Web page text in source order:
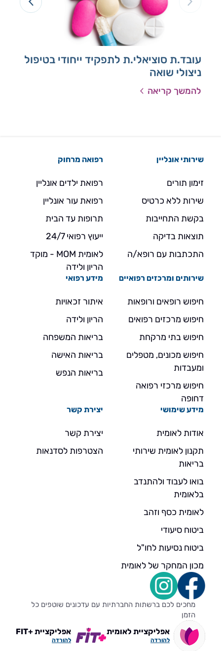
עובד.ת סוציאלי.ת לתפקיד ייחודי בטיפול
ניצולי שואה
להמשך קריאה
שירותי אונליין
זימון תורים
שירות ללא כרטיס
בקשת התחייבות
תוצאות בדיקה
התכתבות עם רופא/ה
רפואה מרחוק
רפואת ילדים אונליין
רפואת עור אונליין
תרופות עד הבית
ייעוץ רפואי 24/7
לאומית MOM - מוקד
הריון ולידה
שירותים ומרכזים רפואיים
חיפוש רופאים ורופאות
חיפוש מרכזים רפואים
חיפוש בתי מרקחת
חיפוש מכונים, מטפלים
ומעבדות
חיפוש מרכזי רפואה
דחופה
מידע רפואי
איתור זכאויות
הריון ולידה
בריאות המשפחה
בריאות האישה
בריאות הנפש
מידע שימושי
אודות לאומית
תקנון לאומית שירותי
בריאות
בואו לעבוד ולהתנדב
בלאומית
לאומית כסף וזהב
ביטוח סיעודי
ביטוח נסיעות לחו"ל
מכון המחקר של לאומית
יצירת קשר
יצירת קשר
הצטרפות לסדנאות
מחכים לכם ברשתות החברתיות עם עדכונים שוטפים כל
הזמן
אפליקציית לאומית
להורדה
אפליקציית +FIT
להורדה